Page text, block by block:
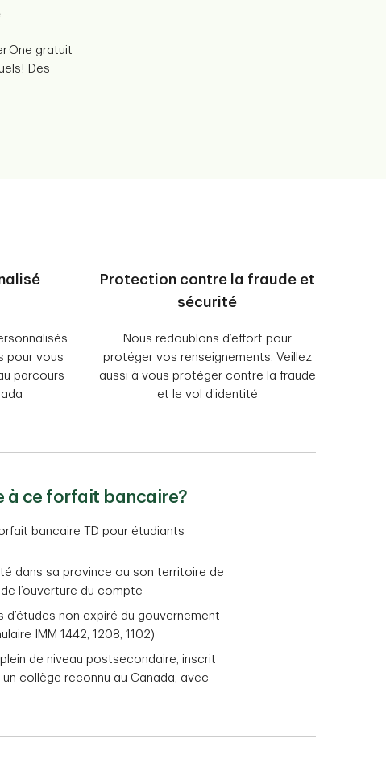
One gratuit
Des
pour vous
parcours
Protection contre la fraude et
sécurité
Nous redoublons d’effort pour
protéger vos renseignements. Veillez
aussi à vous protéger contre la fraude
et le vol d’identité
à ce forfait bancaire?
bancaire TD pour étudiants
dans sa province ou son territoire de
l’ouverture du compte
d’études non expiré du gouvernement
IMM 1442, 1208, 1102)
de niveau postsecondaire, inscrit
collège reconnu au Canada, avec